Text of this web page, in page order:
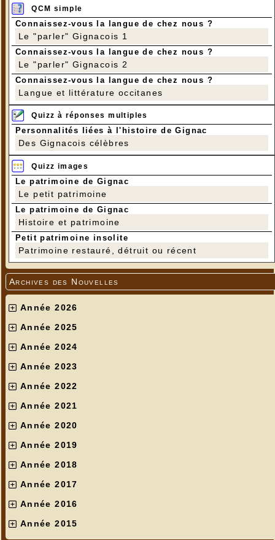
QCM simple
Connaissez-vous la langue de chez nous ?
Le "parler" Gignacois 1
Connaissez-vous la langue de chez nous ?
Le "parler" Gignacois 2
Connaissez-vous la langue de chez nous ?
Langue et littérature occitanes
Quizz à réponses multiples
Personnalités liées à l'histoire de Gignac
Des Gignacois célèbres
Quizz images
Le patrimoine de Gignac
Le petit patrimoine
Le patrimoine de Gignac
Histoire et patrimoine
Petit patrimoine insolite
Patrimoine restauré, détruit ou récent
Archives des Nouvelles
Année 2026
Année 2025
Année 2024
Année 2023
Année 2022
Année 2021
Année 2020
Année 2019
Année 2018
Année 2017
Année 2016
Année 2015